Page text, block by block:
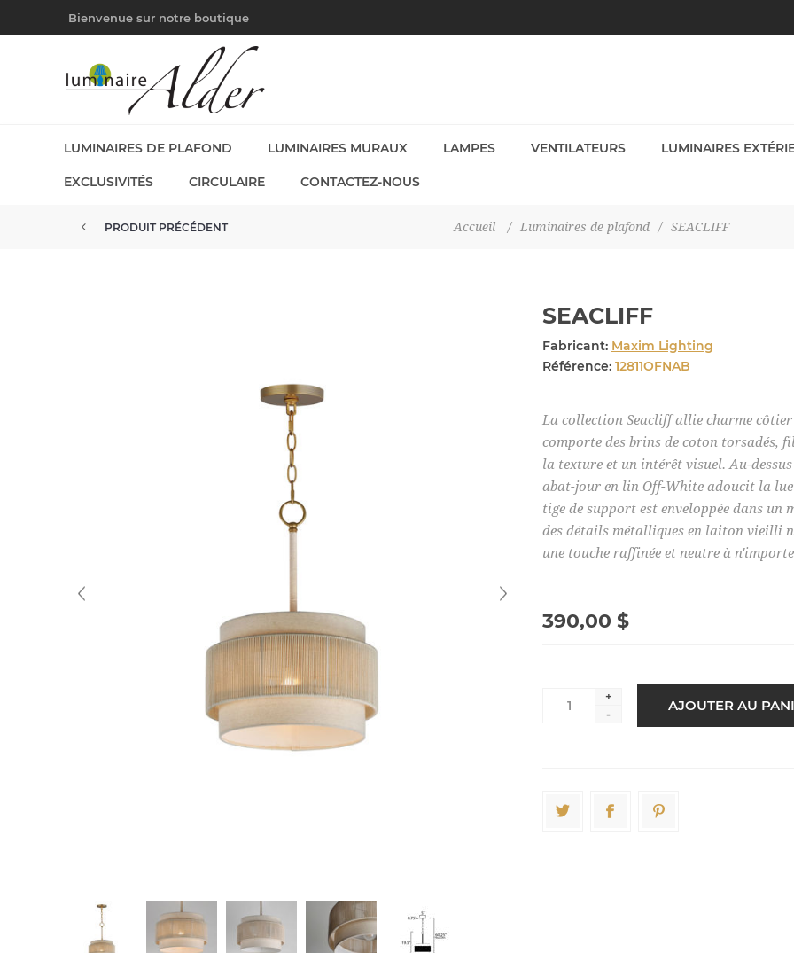
Bienvenue sur notre boutique
LUMINAIRES DE PLAFOND LUMINAIRES MURAUX LAMPES VENTILATEURS LUMINAIRES
EXCLUSIVITÉS CIRCULAIRE CONTACTEZ-NOUS
Accueil / Luminaires de plafond / SEACLIFF
PRODUIT PRÉCÉDENT
SEACLIFF
Fabricant: Maxim Lighting
Référence: 12811OFNAB
La collection Seacliff allie charme
comporte des brins de coton torsadés,
la texture et un intérêt visuel. Au-
abat-jour en lin Off-White adoucit la
tige de support est enveloppée dans un
des détails métalliques en laiton vieilli
une touche raffinée et neutre à n'importe
390,00 $
+
-